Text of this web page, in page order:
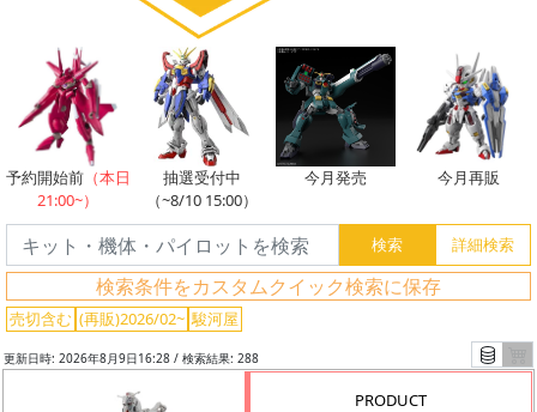
予約開始前（本日
21:00~）
抽選受付中
（~8/10 15:00）
今月発売 今月再販
検索条件をカスタムクイック検索に保存
売切含む (再販)2026/02~ 駿河屋
更新日時: 2026年8月9日16:28 / 検索結果: 288
PRODUCT